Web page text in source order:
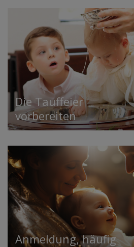
Die Tauffeier
vorbereiten
Anmeldung, häufig